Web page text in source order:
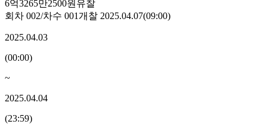
6억3265만2500원 유찰
회차 002/차수 001개찰 2025.04.07(09:00)
2025.04.03
(00:00)
~
2025.04.04
(23:59)